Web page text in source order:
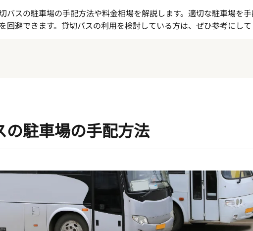
バスの駐車場の手配方法や料金相場を解説します。適切な駐車場を
回避できます。貸切バスの利用を検討している方は、ぜひ参考にして
の駐車場の手配方法